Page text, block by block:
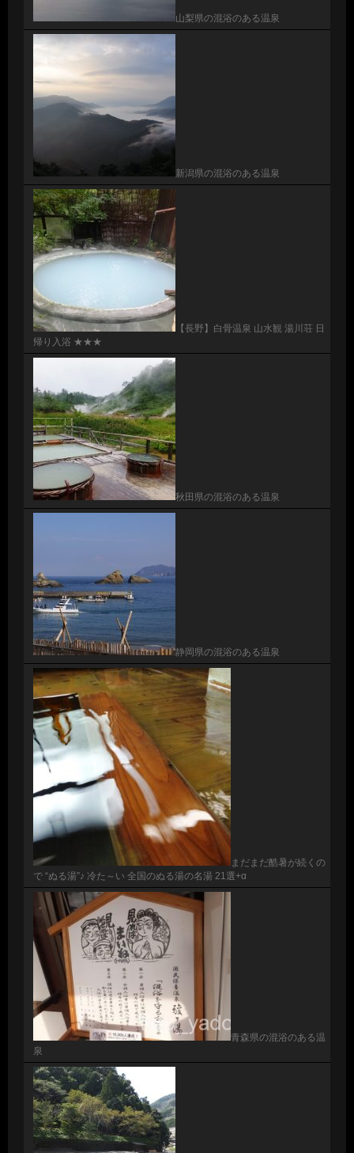
山梨県の混浴のある温泉
新潟県の混浴のある温泉
【長野】白骨温泉 山水観 湯川荘 日
帰り入浴 ★★★
秋田県の混浴のある温泉
静岡県の混浴のある温泉
まだまだ酷暑が続くの
で “ぬる湯”♪ 冷た～い 全国のぬる湯の名湯 21選+α
青森県の混浴のある温
泉